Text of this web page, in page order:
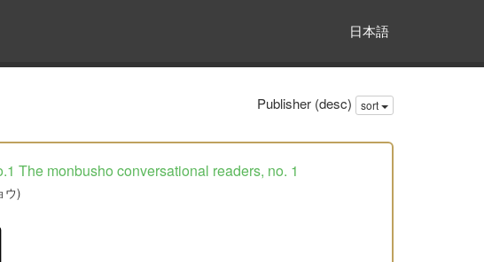
日本語
Publisher (desc) sort
The monbusho conversational readers, no. 1
ウ)